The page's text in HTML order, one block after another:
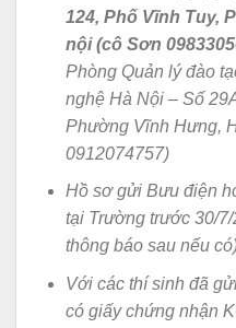
124, Phố Vĩnh Tuy,
nội (cô Sơn
Phòng Quản lý đào
nghệ Hà Nội – Số
Phường Vĩnh Hưng,
0912074757)
Hồ sơ gửi Bưu điện
tại Trường trước 30/
thông báo sau nếu
Với các thí sinh đã
có giấy chứng nhận